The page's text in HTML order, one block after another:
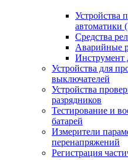
Устройства
автоматики
Средства
Аварийные
Инструмент
Устройства для
выключателей
Устройства
разрядников
Тестирование и
батарей
Измерители
перенапряжений
Регистрация